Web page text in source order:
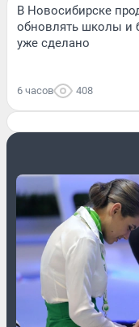
В Новосибирске
обновлять школы и
уже сделано
6 часов 408